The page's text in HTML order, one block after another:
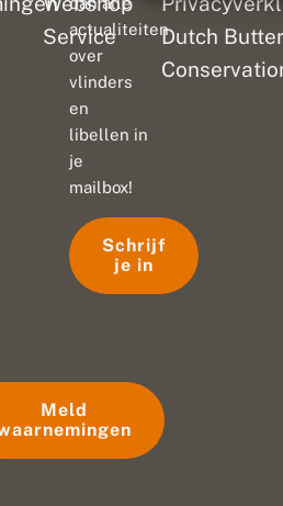
Service
Dutch
actualiteiten
over
vlinders
en
libellen in
je
mailbox!
Schrijf
je in
Meld